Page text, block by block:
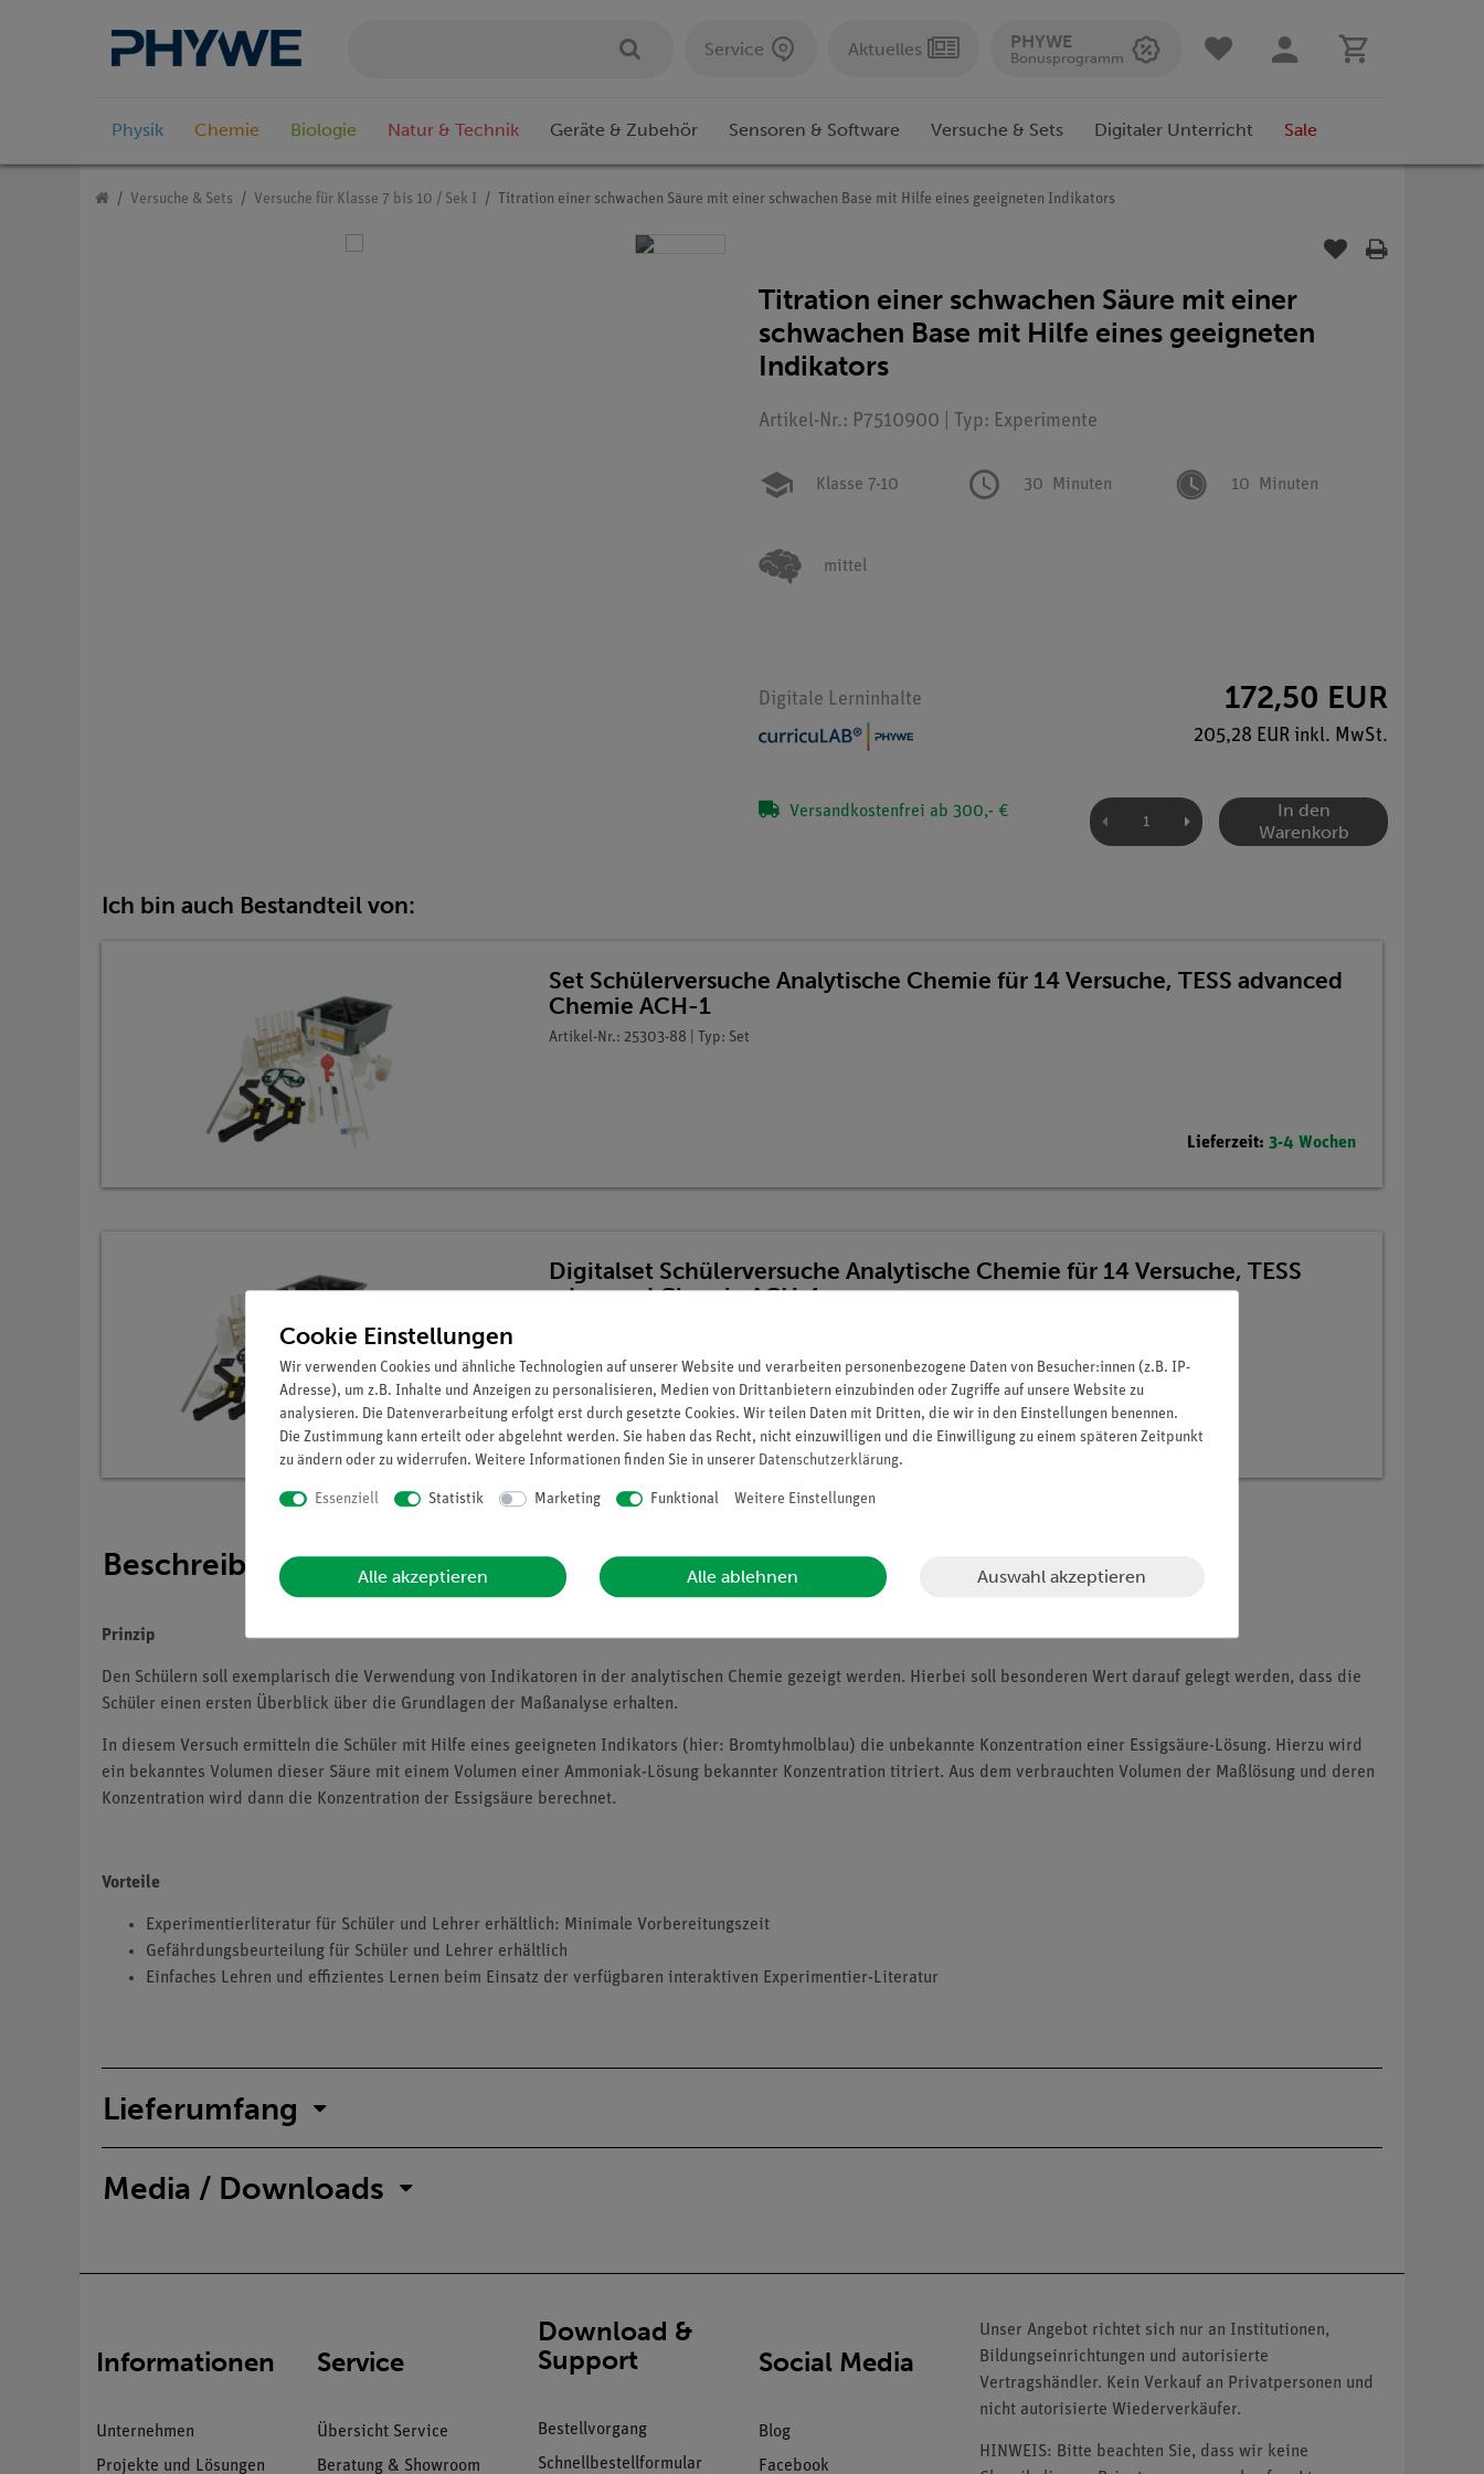
Service Aktuelles PHYWE
Bonusprogramm
Physik Chemie Biologie Natur & Technik Geräte & Zubehör Sensoren & Software Versuche & Sets Digitaler Unterricht Sale
Versuche & Sets Versuche für Klasse 7 bis 10 / Sek I Titration einer schwachen Säure mit einer schwachen Base mit Hilfe eines geeigneten Indikators
Titration einer schwachen Säure mit einer
schwachen Base mit Hilfe eines geeigneten
Indikators
Artikel-Nr.: P7510900 | Typ: Experimente
Klasse 7-10 30 Minuten 10 Minuten
mittel
Digitale Lerninhalte 172,50 EUR
205,28 EUR inkl. MwSt.
Versandkostenfrei ab 300,- €
In den
Warenkorb
Ich bin auch Bestandteil von:
Set Schülerversuche Analytische Chemie für 14 Versuche, TESS advanced
Chemie ACH-1
Artikel-Nr.: 25303-88 | Typ: Set
Lieferzeit: 3-4 Wochen
Digitalset Schülerversuche Analytische Chemie für 14 Versuche, TESS
advanced Chemie ACH-1
Beschreibung
Prinzip
Den Schülern soll exemplarisch die Verwendung von Indikatoren in der analytischen Chemie gezeigt werden. Hierbei soll besonderen Wert darauf gelegt werden, dass die
Schüler einen ersten Überblick über die Grundlagen der Maßanalyse erhalten.
In diesem Versuch ermitteln die Schüler mit Hilfe eines geeigneten Indikators (hier: Bromtyhmolblau) die unbekannte Konzentration einer Essigsäure-Lösung. Hierzu wird
ein bekanntes Volumen dieser Säure mit einem Volumen einer Ammoniak-Lösung bekannter Konzentration titriert. Aus dem verbrauchten Volumen der Maßlösung und deren
Konzentration wird dann die Konzentration der Essigsäure berechnet.
Vorteile
Experimentierliteratur für Schüler und Lehrer erhältlich: Minimale Vorbereitungszeit
Gefährdungsbeurteilung für Schüler und Lehrer erhältlich
Einfaches Lehren und effizientes Lernen beim Einsatz der verfügbaren interaktiven Experimentier-Literatur
Lieferumfang
Media / Downloads
Informationen
Unternehmen
Projekte und Lösungen
Service
Übersicht Service
Beratung & Showroom
Download &
Support
Bestellvorgang
Schnellbestellformular
Social Media
Blog
Facebook
Unser Angebot richtet sich nur an Institutionen,
Bildungseinrichtungen und autorisierte
Vertragshändler. Kein Verkauf an Privatpersonen und
nicht autorisierte Wiederverkäufer.
HINWEIS: Bitte beachten Sie, dass wir keine
Cookie Einstellungen
Wir verwenden Cookies und ähnliche Technologien auf unserer Website und verarbeiten personenbezogene Daten von Besucher:innen (z.B. IP-
Adresse), um z.B. Inhalte und Anzeigen zu personalisieren, Medien von Drittanbietern einzubinden oder Zugriffe auf unsere Website zu
analysieren. Die Datenverarbeitung erfolgt erst durch gesetzte Cookies. Wir teilen Daten mit Dritten, die wir in den Einstellungen benennen.
Die Zustimmung kann erteilt oder abgelehnt werden. Sie haben das Recht, nicht einzuwilligen und die Einwilligung zu einem späteren Zeitpunkt
zu ändern oder zu widerrufen. Weitere Informationen finden Sie in unserer Daten­schutz­erklärung.
Essenziell Statistik Marketing Funktional Weitere Einstellungen
Alle akzeptieren Alle ablehnen Auswahl akzeptieren